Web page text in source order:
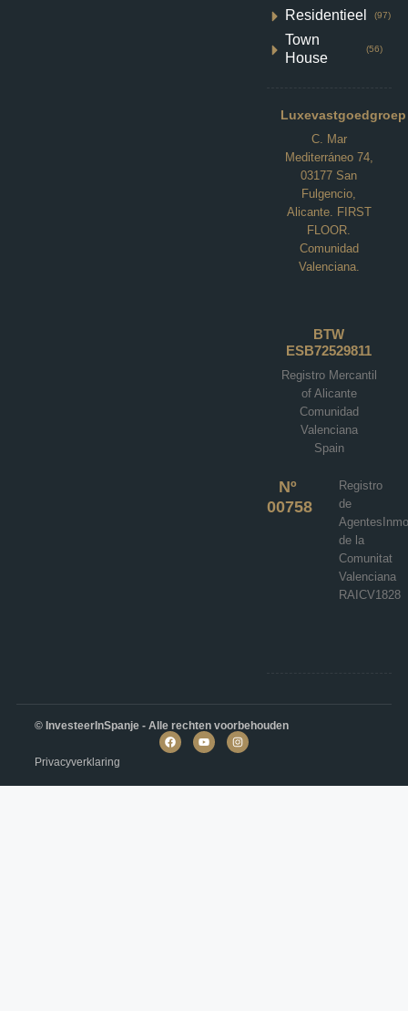
Details
Residentieel (97)
Town
House
(56)
Luxevastgoedgroep
C. Mar
Mediterráneo 74,
03177 San
Fulgencio,
Alicante. FIRST
FLOOR.
Comunidad
Valenciana.
BTW
ESB72529811
Registro Mercantil
of Alicante
Comunidad
Valenciana
Spain
Nº
00758
Registro
de
de la
Comunitat
Valenciana
RAICV1828
© InvesteerInSpanje - Alle rechten voorbehouden
Privacyverklaring